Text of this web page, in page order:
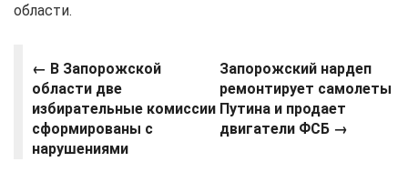
области.
← В Запорожской
области две
избирательные комиссии
сформированы с
нарушениями
Запорожский нардеп
ремонтирует самолеты
Путина и продает
двигатели ФСБ →